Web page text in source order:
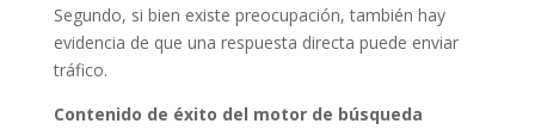
Segundo, si bien existe preocupación, también hay
evidencia de que una respuesta directa puede enviar
tráfico.
Contenido de éxito del motor de búsqueda